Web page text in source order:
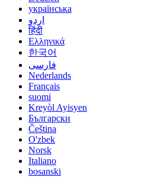
українська
اردو
हिंदी
Ελληνικά
한국어
فارسی
Nederlands
Français
suomi
Kreyòl Ayisyen
Български
Čeština
O'zbek
Norsk
Italiano
bosanski